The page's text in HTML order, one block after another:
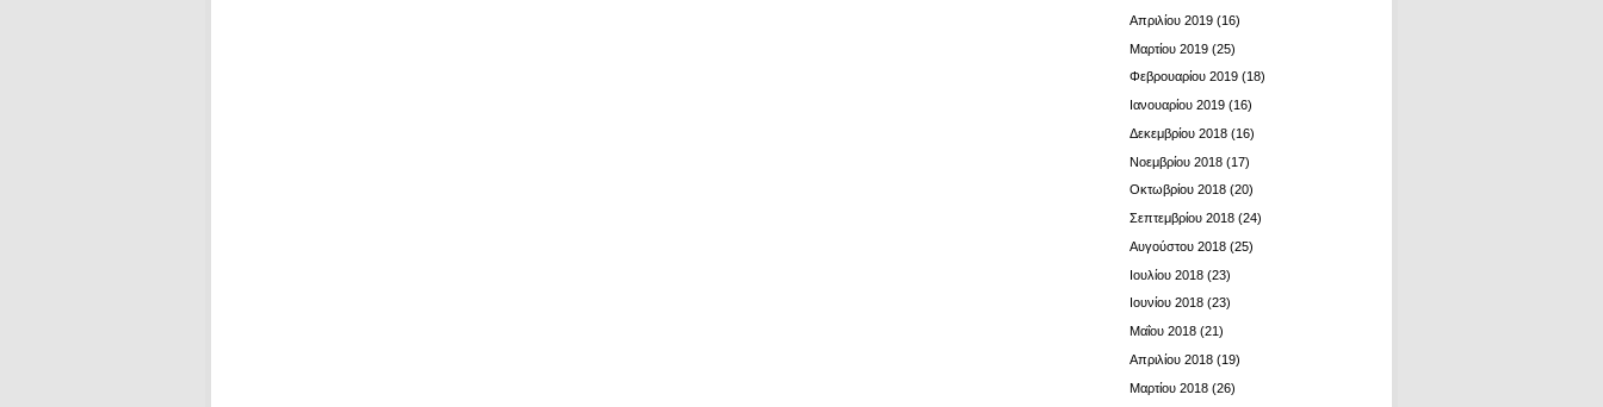
Απριλίου 2019 (16)
Μαρτίου 2019 (25)
Φεβρουαρίου 2019 (18)
Ιανουαρίου 2019 (16)
Δεκεμβρίου 2018 (16)
Νοεμβρίου 2018 (17)
Οκτωβρίου 2018 (20)
Σεπτεμβρίου 2018 (24)
Αυγούστου 2018 (25)
Ιουλίου 2018 (23)
Ιουνίου 2018 (23)
Μαΐου 2018 (21)
Απριλίου 2018 (19)
Μαρτίου 2018 (26)